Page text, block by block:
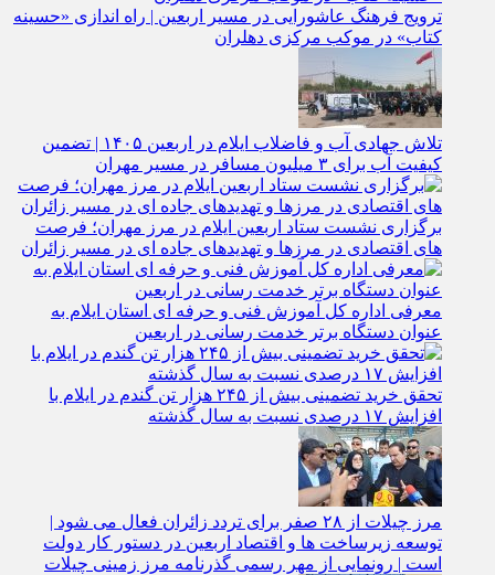
ترویج فرهنگ عاشورایی در مسیر اربعین | راه‌ اندازی «حسینه
کتاب» در موکب مرکزی دهلران
تلاش جهادی آب و فاضلاب ایلام در اربعین ۱۴۰۵ | تضمین
کیفیت آب برای ۳ میلیون مسافر در مسیر مهران
برگزاری نشست ستاد اربعین ایلام در مرز مهران؛ فرصت‌
های اقتصادی در مرزها و تهدیدهای جاده‌ ای در مسیر زائران
معرفی اداره کل آموزش فنی و حرفه‌ ای استان ایلام به‌
عنوان دستگاه برتر خدمت‌ رسانی در اربعین
تحقق خرید تضمینی بیش از ۲۴۵ هزار تن گندم در ایلام با
افزایش ۱۷ درصدی نسبت به سال گذشته
مرز چیلات از ۲۸ صفر برای تردد زائران فعال می‌ شود |
توسعه زیرساخت‌ ها و اقتصاد اربعین در دستور کار دولت
است | رونمایی از مهر رسمی گذرنامه مرز زمینی چیلات